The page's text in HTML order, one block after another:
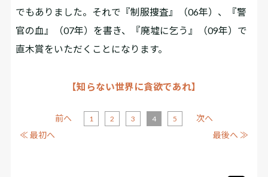
でもありました。それで『制服捜査』（06年）、『警
官の血』（07年）を書き、『廃墟に乞う』（09年）で
直木賞をいただくことになります。
【知らない世界に貪欲であれ】
≪ 最初へ
前へ 1 2 3 4 5
次へ
最後へ ≫